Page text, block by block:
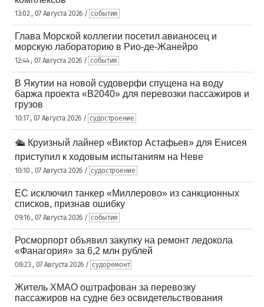
13:02 , 07 Августа 2026 / события
Глава Морской коллегии посетил авианосец и
морскую лабораторию в Рио-де-Жанейро
12:44 , 07 Августа 2026 / события
В Якутии на новой судоверфи спущена на воду
баржа проекта «В2040» для перевозки пассажиров и
грузов
10:17 , 07 Августа 2026 / судостроение
🛳️ Круизный лайнер «Виктор Астафьев» для Енисея
приступил к ходовым испытаниям на Неве
10:10 , 07 Августа 2026 / судостроение
ЕС исключил танкер «Миллерово» из санкционных
списков, признав ошибку
09:16 , 07 Августа 2026 / события
Росморпорт объявил закупку на ремонт ледокола
«Фанагория» за 6,2 млн рублей
08:23 , 07 Августа 2026 / судоремонт
Житель ХМАО оштрафован за перевозку
пассажиров на судне без освидетельствования